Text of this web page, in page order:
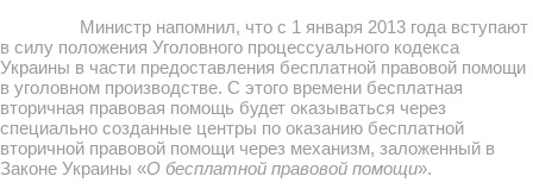
Министр напомнил, что с 1 января 2013 года вступают
в силу положения Уголовного процессуального кодекса
Украины в части предоставления бесплатной правовой помощи
в уголовном производстве. С этого времени бесплатная
вторичная правовая помощь будет оказываться через
специально созданные центры по оказанию бесплатной
вторичной правовой помощи через механизм, заложенный в
Законе Украины «О бесплатной правовой помощи».